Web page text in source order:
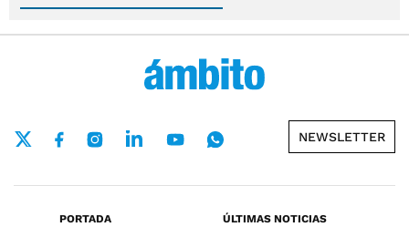
NEWSLETTER
PORTADA
ÚLTIMAS NOTICIAS